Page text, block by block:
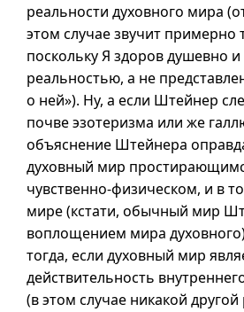
реальности духовного мира
этом случае звучит примерно
поскольку Я здоров душевно
реальностью, а не
о ней»). Ну, а если Штейнер
почве эзотеризма или же
объяснение Штейнера
духовный мир
чувственно-физическом, и в
мире (кстати, обычный мир
воплощением мира
тогда, если духовный мир
действительность
(в этом случае никакой